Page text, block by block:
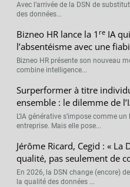
Avec l’arrivée de la DSN de
des données...
Bizneo HR lance la 1 re IA
l’absentéisme avec une
Bizneo HR présente son nouveau
combine intelligence...
Surperformer à titre
ensemble : le dilemme de
L’IA générative s’impose comme
entreprise. Mais elle pose...
Jérôme Ricard, Cegid : «
qualité, pas seulement de
En 2026, la DSN change (encore)
la qualité des données ...